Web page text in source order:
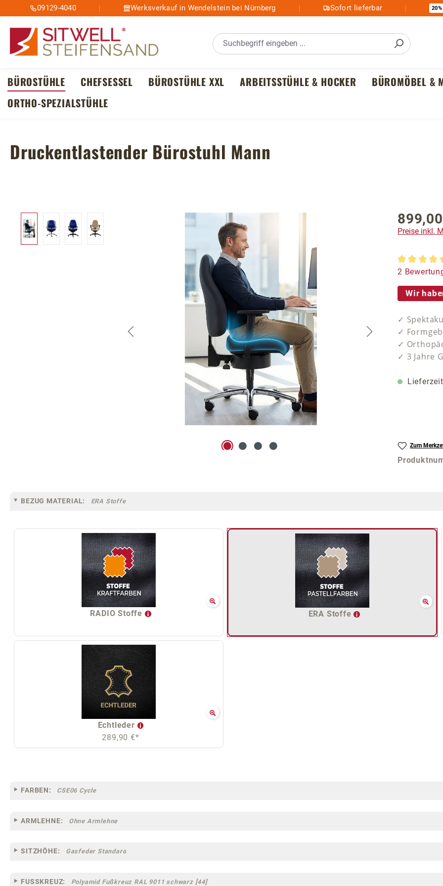
Hauptinhalt springen
Zur Suche springen
Zur Hauptnavigation springen
09129-4040 Werksverkauf in Wendelstein bei Nürnberg Sofort lieferbar 20%
BÜROSTÜHLE CHEFSESSEL BÜROSTÜHLE XXL ARBEITSSTÜHLE & HOCKER BÜROMÖBEL &
ORTHO-SPEZIALSTÜHLE
Druckentlastender Bürostuhl Mann
Bildergalerie überspringen Regulärer
Preise inkl.
2
Wir
✓
✓
✓
✓ 3 Jahre
Zum
BEZUG MATERIAL: ERA Stoffe
RADIO Stoffe ERA Stoffe
Echtleder
289,90 €*
FARBEN: CSE06 Cycle
ARMLEHNE: Ohne Armlehne
SITZHÖHE: Gasfeder Standard
FUSSKREUZ: Polyamid Fußkreuz RAL 9011 schwarz [44]